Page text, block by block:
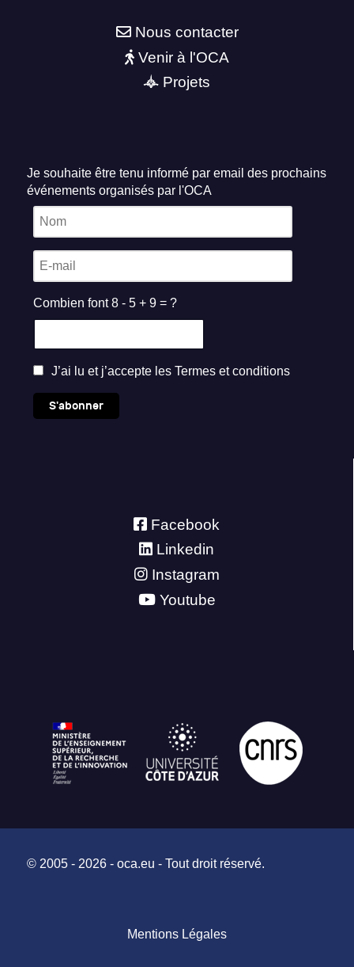
Nous contacter
Venir à l'OCA
Projets
Je souhaite être tenu informé par email des prochains
événements organisés par l'OCA
Combien font 8 - 5 + 9 = ?
J’ai lu et j’accepte les Termes et conditions
S'abonner
Facebook
Linkedin
Instagram
Youtube
© 2005 - 2026 - oca.eu - Tout droit réservé.
Mentions Légales